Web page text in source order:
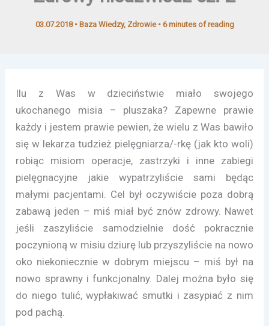
03.07.2018 • Baza Wiedzy, Zdrowie• 6 minutes of reading
Ilu z Was w dzieciństwie miało swojego
ukochanego misia – pluszaka? Zapewne prawie
każdy i jestem prawie pewien, że wielu z Was bawiło
się w lekarza tudzież pielęgniarza/-rkę (jak kto woli)
robiąc misiom operacje, zastrzyki i inne zabiegi
pielęgnacyjne jakie wypatrzyliście sami będąc
małymi pacjentami. Cel był oczywiście poza dobrą
zabawą jeden – miś miał być znów zdrowy. Nawet
jeśli zaszyliście samodzielnie dość pokracznie
poczynioną w misiu dziurę lub przyszyliście na nowo
oko niekoniecznie w dobrym miejscu – miś był na
nowo sprawny i funkcjonalny. Dalej można było się
do niego tulić, wypłakiwać smutki i zasypiać z nim
pod pachą.